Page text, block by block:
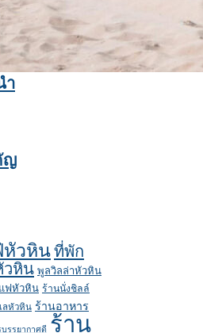
ำ
ญ
หัวหินที่พัก
วหิน พูลวิลล่าหัวหิน
ฟหัวหิน ร้านนั่งชิลล์
ลหัวหิน ร้านอาหาร
รรยากาศดี ร้าน